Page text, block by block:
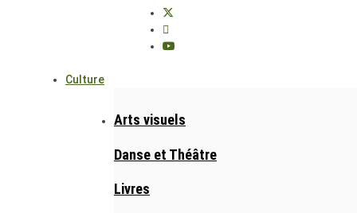
Culture
Arts visuels
Danse et Théâtre
Livres